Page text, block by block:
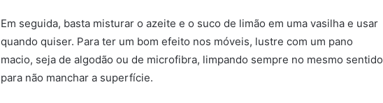
Em seguida, basta misturar o azeite e o suco de limão em uma vasilha e usar
quando quiser. Para ter um bom efeito nos móveis, lustre com um pano
macio, seja de algodão ou de microfibra, limpando sempre no mesmo sentido
para não manchar a superfície.